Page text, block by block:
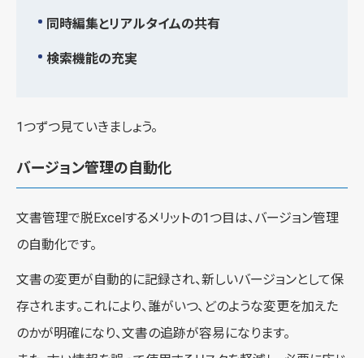
同時編集とリアルタイムの共有
検索機能の充実
1つずつ見ていきましょう。
バージョン管理の自動化
文書管理で脱Excelするメリットの1つ目は、バージョン管理
の自動化です。
文書の変更が自動的に記録され、新しいバージョンとして保
存されます。これにより、誰がいつ、どのような変更を加えた
のかが明確になり、文書の追跡が容易になります。